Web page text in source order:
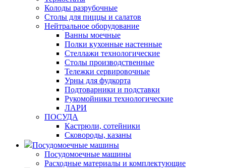
Колоды разрубочные
Столы для пиццы и салатов
Нейтральное оборудование
Ванны моечные
Полки кухонные настенные
Стеллажи технологические
Столы производственные
Тележки сервировочные
Урны для фудкорта
Подтоварники и подставки
Рукомойники технологические
ЛАРИ
ПОСУДА
Кастрюли, сотейники
Сковороды, казаны
Посудомоечные машины
Посудомоечные машины
Расходные материалы и комплектующие